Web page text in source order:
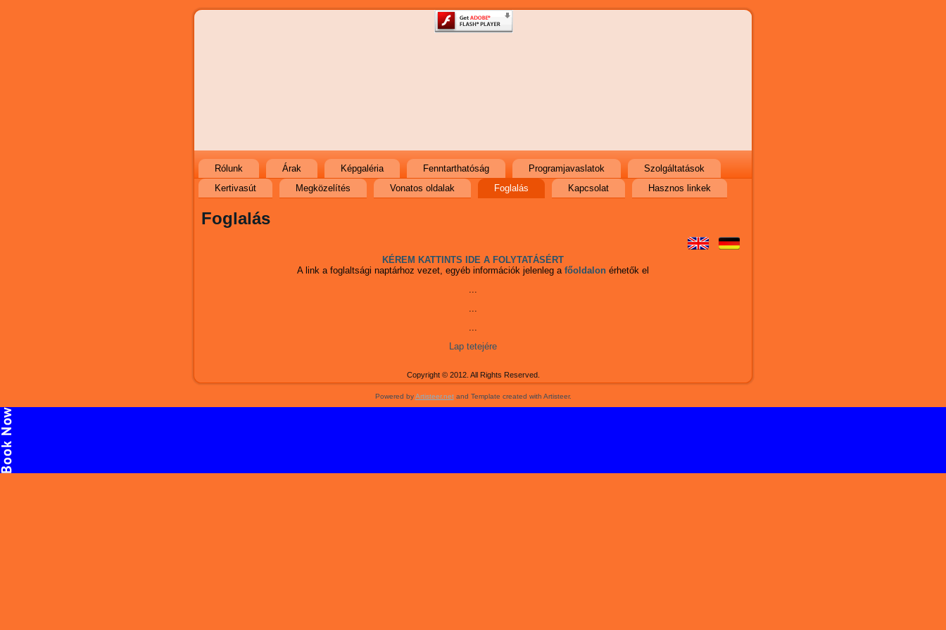
Rólunk Árak Képgaléria Fenntarthatóság Programjavaslatok
Szolgáltatások
Kertivasút
Megközelítés Vonatos oldalak Foglalás Kapcsolat Hasznos linkek
Foglalás
KÉREM KATTINTS IDE A FOLYTATÁSÉRT
A link a foglaltsági naptárhoz vezet, egyéb információk jelenleg a főoldalon érhetők el
...
...
...
Lap tetejére
Copyright © 2012. All Rights Reserved.
Powered byArtisteer.netand Template created with Artisteer.